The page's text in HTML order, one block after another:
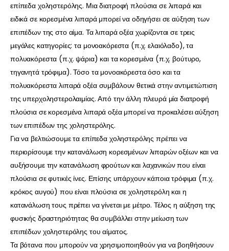
επίπεδα χοληστερόλης. Μια διατροφή πλούσια σε λιπαρά και
ειδικά σε κορεσμένα λιπαρά μπορεί να οδηγήσει σε αύξηση των
επιπέδων της στο αίμα. Τα λιπαρά οξέα χωρίζονται σε τρεις
μεγάλες κατηγορίες: τα μονοακόρεστα (π.χ. ελαιόλαδο), τα
πολυακόρεστα (π.χ. ψάρια) και τα κορεσμένα (π.χ. βούτυρο,
τηγανητά τρόφιμα). Τόσο τα μονοακόρεστα όσο και τα
πολυακόρεστα λιπαρά οξέα συμβάλουν θετικά στην αντιμετώπιση
της υπερχοληστερολαιμίας. Από την άλλη πλευρά μία διατροφή
πλούσια σε κορεσμένα λιπαρά οξέα μπορεί να προκαλέσει αύξηση
των επιπέδων της χοληστερόλης.
Για να βελτιώσουμε τα επίπεδα χοληστερόλης πρέπει να
περιορίσουμε την κατανάλωση κορεσμένων λιπαρών οξέων και να
αυξήσουμε την κατανάλωση φρούτων και λαχανικών που είναι
πλούσια σε φυτικές ίνες. Επίσης υπάρχουν κάποια τρόφιμα (π.χ.
κρόκος αυγού) που είναι πλούσια σε χοληστερόλη και η
κατανάλωση τους πρέπει να γίνεται με μέτρο. Τέλος η αύξηση της
φυσικής δραστηριότητας θα συμβάλλει στην μείωση των
επιπέδων χοληστερόλης του αίματος.
Τα βότανα που μπορούν να χρησιμοποιηθούν για να βοηθήσουν